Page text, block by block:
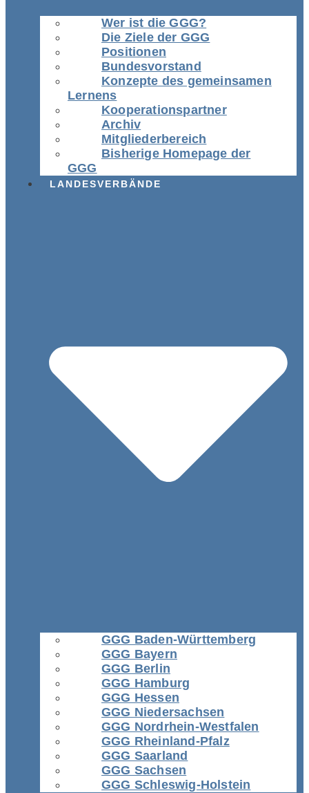
Wer ist die GGG?
Die Ziele der GGG
Positionen
Bundesvorstand
Konzepte des gemeinsamen
Lernens
Kooperationspartner
Archiv
Mitgliederbereich
Bisherige Homepage der
GGG
LANDESVERBÄNDE
GGG Baden-Württemberg
GGG Bayern
GGG Berlin
GGG Hamburg
GGG Hessen
GGG Niedersachsen
GGG Nordrhein-Westfalen
GGG Rheinland-Pfalz
GGG Saarland
GGG Sachsen
GGG Schleswig-Holstein